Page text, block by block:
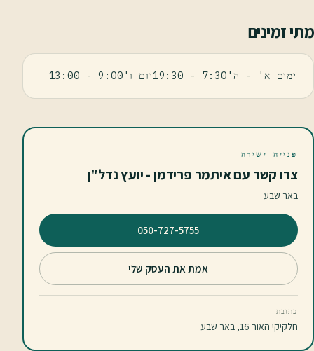
מתי זמינים
ימים א' - ה'7:30 - 19:30יום ו'9:00 - 13:00
פנייה ישירה
צרו קשר עם איתמר פרידמן - יועץ נדל"ן
באר שבע
⁦050-727-5755⁩
אמת את העסק שלי
כתובת
חלקיקי האור 16, באר שבע